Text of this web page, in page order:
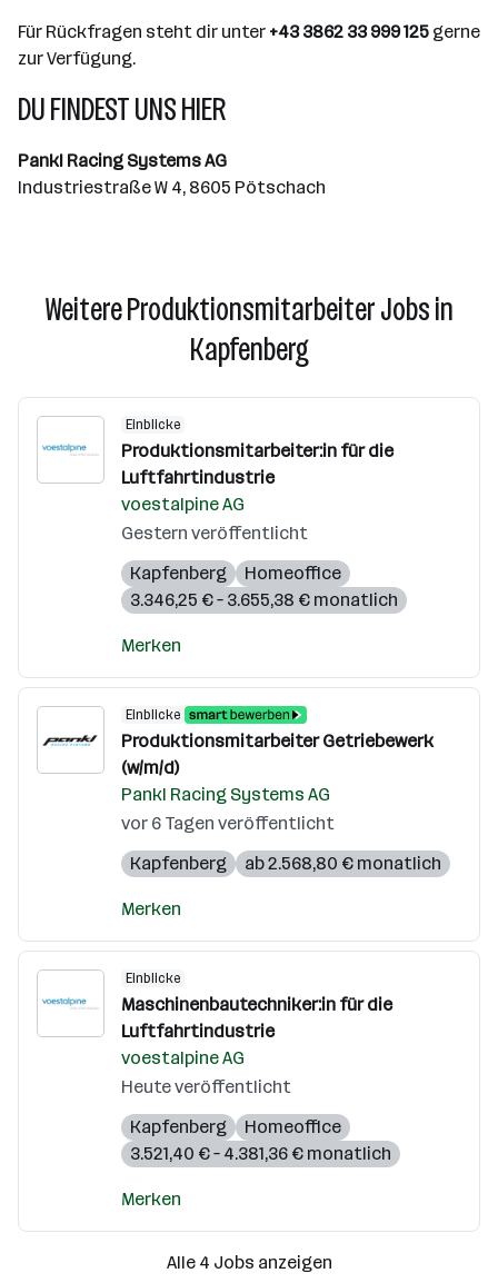
Für Rückfragen steht dir unter +43 3862 33 999 125 gerne
zur Verfügung.
DU FINDEST UNS HIER
Pankl Racing Systems AG
Industriestraße W 4, 8605 Pötschach
Weitere Produktionsmitarbeiter Jobs in
Kapfenberg
Einblicke
Produktionsmitarbeiter:in für die
Luftfahrtindustrie
voestalpine AG
Gestern veröffentlicht
Kapfenberg
Homeoffice
3.346,25 € – 3.655,38 € monatlich
Merken
Einblicke
Produktionsmitarbeiter Getriebewerk
(w/m/d)
Pankl Racing Systems AG
vor 6 Tagen veröffentlicht
Kapfenberg
ab 2.568,80 € monatlich
Merken
Einblicke
Maschinenbautechniker:in für die
Luftfahrtindustrie
voestalpine AG
Heute veröffentlicht
Kapfenberg
Homeoffice
3.521,40 € – 4.381,36 € monatlich
Merken
Alle 4 Jobs anzeigen